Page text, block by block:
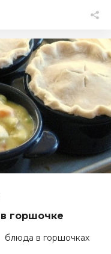
горшочке
блюда в горшочках